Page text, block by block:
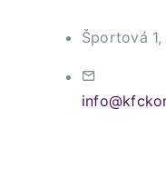
Športová